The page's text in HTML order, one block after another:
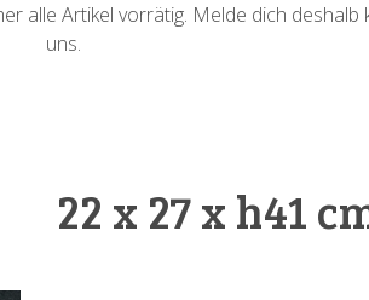
alle Artikel vorrätig. Melde dich
uns.
22 x 27 x h41